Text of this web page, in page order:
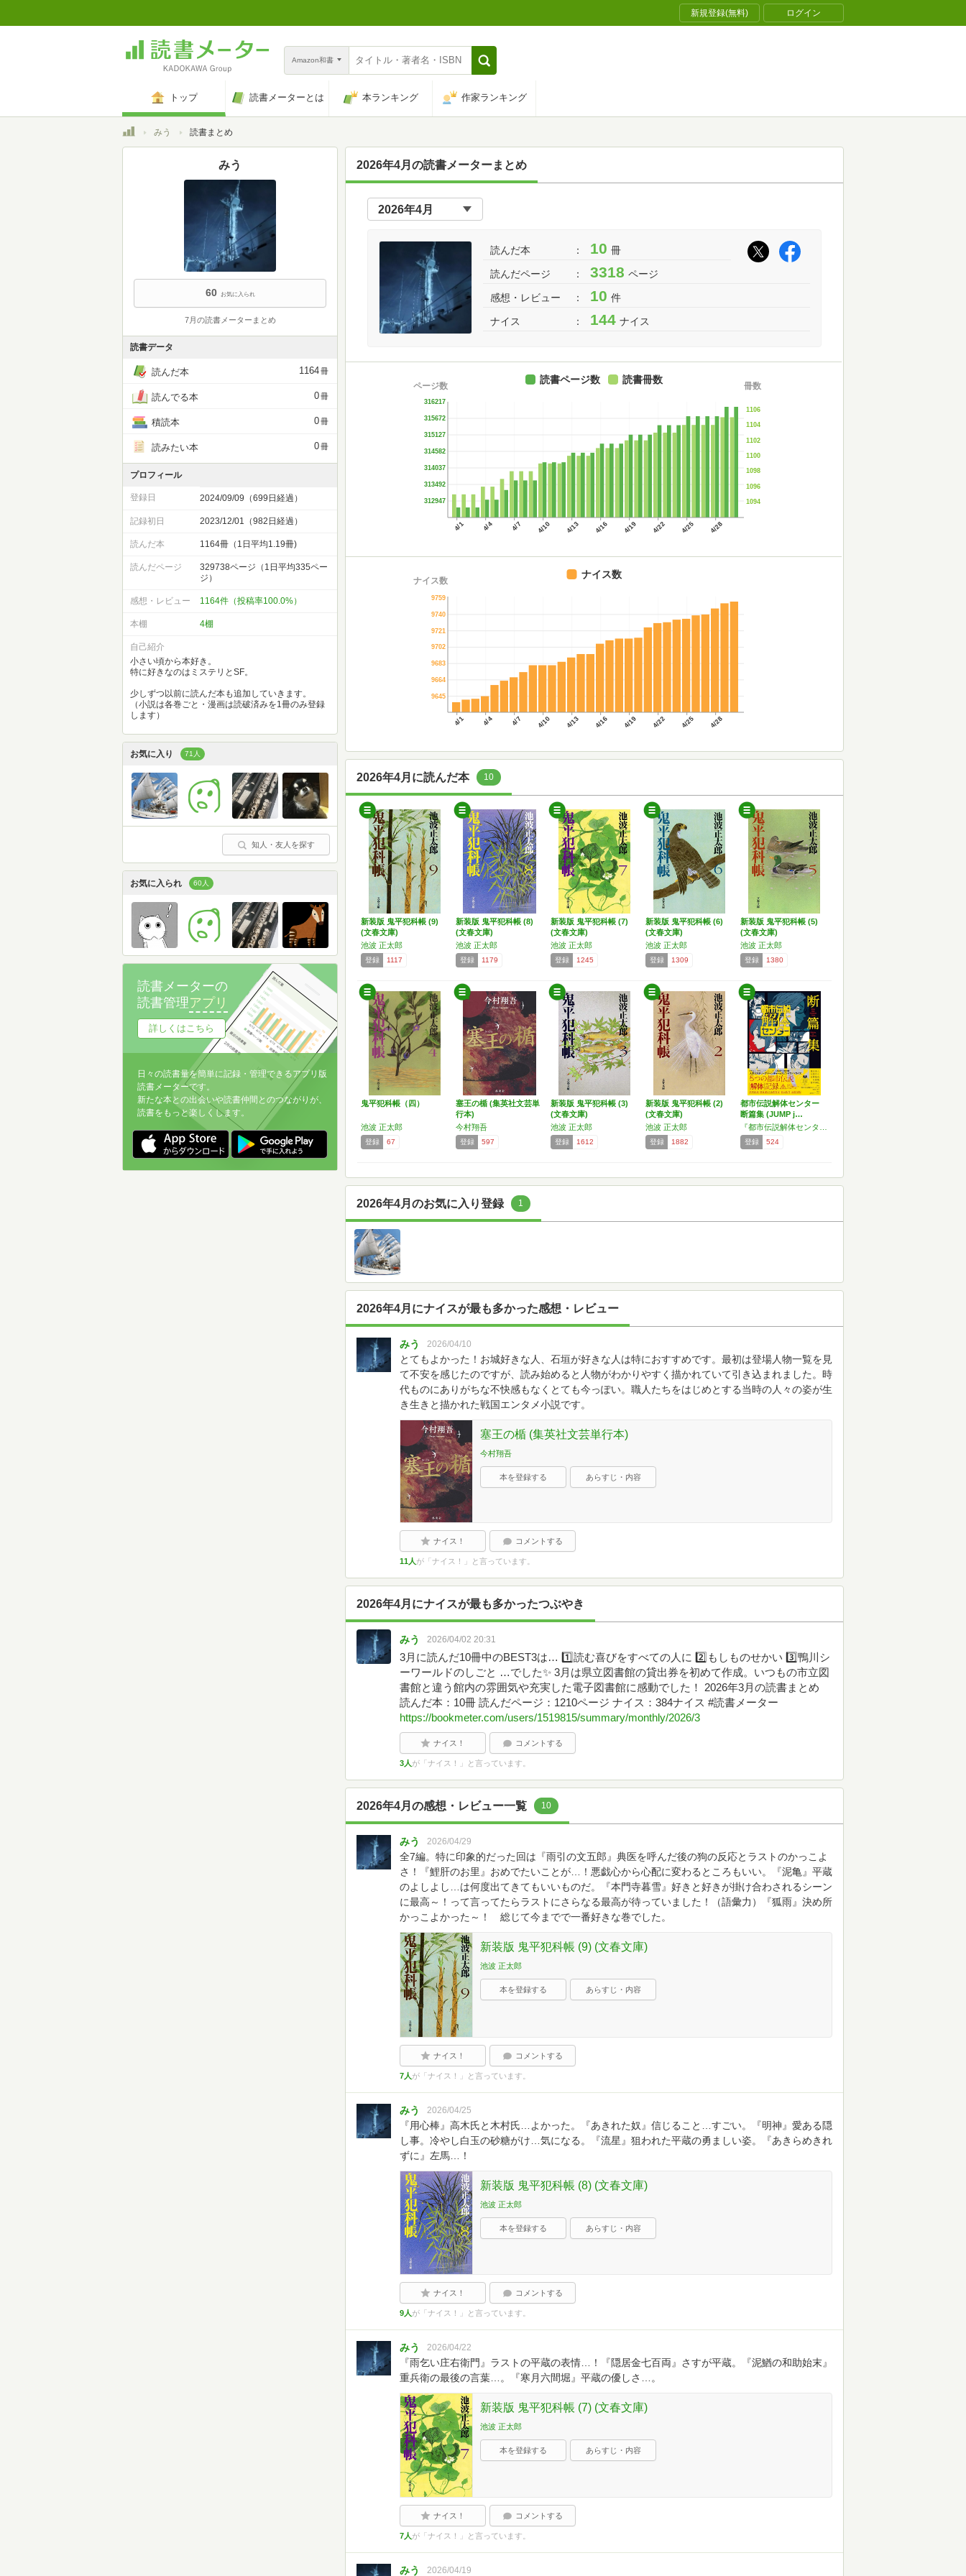
新規登録(無料) ログイン
Amazon和書
トップ 読書メーターとは 本ランキング 作家ランキング
トップみう 読書まとめ
2026年4月の読書メーターまとめ
読んだ本 10 冊
読んだページ 3318 ページ
感想・レビュー 10 件
ナイス 144 ナイス
4/1 4/4 4/7 4/10 4/13 4/16 4/19 4/22 4/25 4/28
312947
313492
314037
314582
315127
315672
316217
ページ数
1094
1096
1098
1100
1102
1104
1106
冊数
読書ページ数 読書冊数
4/1 4/4 4/7 4/10 4/13 4/16 4/19 4/22 4/25 4/28
9645
9664
9683
9702
9721
9740
9759
ナイス数
ナイス数
2026年4月に読んだ本 10
新装版 鬼平犯科帳 (9)
(文春文庫)
池波 正太郎
登録 1117
新装版 鬼平犯科帳 (8)
(文春文庫)
池波 正太郎
登録 1179
新装版 鬼平犯科帳 (7)
(文春文庫)
池波 正太郎
登録 1245
新装版 鬼平犯科帳 (6)
(文春文庫)
池波 正太郎
登録 1309
新装版 鬼平犯科帳 (5)
(文春文庫)
池波 正太郎
登録 1380
鬼平犯科帳（四）
池波 正太郎
登録 67
塞王の楯 (集英社文芸単
行本)
今村翔吾
登録 597
新装版 鬼平犯科帳 (3)
(文春文庫)
池波 正太郎
登録 1612
新装版 鬼平犯科帳 (2)
(文春文庫)
池波 正太郎
登録 1882
都市伝説解体センター
断篇集 (JUMP j…
登録 524
2026年4月のお気に入り登録 1
2026年4月にナイスが最も多かった感想・レビュー
みう 2026/04/10
とてもよかった！お城好きな人、石垣が好きな人は特におすすめです。最初は登場人物一覧を見
て不安を感じたのですが、読み始めると人物がわかりやすく描かれていて引き込まれました。時
代ものにありがちな不快感もなくとても今っぽい。職人たちをはじめとする当時の人々の姿が生
き生きと描かれた戦国エンタメ小説です。
塞王の楯 (集英社文芸単行本)
今村翔吾
本を登録する あらすじ・内容
ナイス！ コメントする
11人が「ナイス！」と言っています。
2026年4月にナイスが最も多かったつぶやき
みう 2026/04/02 20:31
3月に読んだ10冊中のBEST3は… 1️⃣読む喜びをすべての人に 2️⃣もしものせかい 3️⃣鴨川シ
ーワールドのしごと …でした✨ 3月は県立図書館の貸出券を初めて作成。いつもの市立図
書館と違う館内の雰囲気や充実した電子図書館に感動でした！ 2026年3月の読書まとめ
読んだ本：10冊 読んだページ：1210ページ ナイス：384ナイス #読書メーター
https://bookmeter.com/users/1519815/summary/monthly/2026/3
ナイス！ コメントする
3人が「ナイス！」と言っています。
2026年4月の感想・レビュー一覧 10
みう 2026/04/29
全7編。特に印象的だった回は『雨引の文五郎』典医を呼んだ後の狗の反応とラストのかっこよ
さ！『鯉肝のお里』おめでたいことが…！悪戯心から心配に変わるところもいい。『泥亀』平蔵
のよしよし…は何度出てきてもいいものだ。『本門寺暮雪』好きと好きが掛け合わされるシーン
に最高～！って言ってたらラストにさらなる最高が待っていました！（語彙力）『狐雨』決め所
かっこよかった～！ 総じて今までで一番好きな巻でした。
新装版 鬼平犯科帳 (9) (文春文庫)
池波 正太郎
本を登録する あらすじ・内容
ナイス！ コメントする
7人 が「ナイス！」と言っています。
みう 2026/04/25
『用心棒』高木氏と木村氏…よかった。『あきれた奴』信じること…すごい。『明神』愛ある隠
し事。冷やし白玉の砂糖がけ…気になる。『流星』狙われた平蔵の勇ましい姿。『あきらめきれ
ずに』左馬…！
新装版 鬼平犯科帳 (8) (文春文庫)
池波 正太郎
本を登録する あらすじ・内容
ナイス！ コメントする
9人 が「ナイス！」と言っています。
みう 2026/04/22
『雨乞い庄右衛門』ラストの平蔵の表情…！『隠居金七百両』さすが平蔵。『泥鰌の和助始末』
重兵衛の最後の言葉…。『寒月六間堀』平蔵の優しさ…。
新装版 鬼平犯科帳 (7) (文春文庫)
池波 正太郎
本を登録する あらすじ・内容
ナイス！ コメントする
7人 が「ナイス！」と言っています。
みう 2026/04/19
みう
60 お気に入られ
7月の読書メーターまとめ
読書データ
読んだ本 1164冊
読んでる本 0冊
積読本 0冊
読みたい本 0冊
プロフィール
登録日 2024/09/09（699日経過）
記録初日 2023/12/01（982日経過）
読んだ本 1164冊（1日平均1.19冊)
読んだページ
329738ページ（1日平均335ペー
ジ）
感想・レビュー 1164件（投稿率100.0%）
本棚 4棚
自己紹介
小さい頃から本好き。
特に好きなのはミステリとSF。
少しずつ以前に読んだ本も追加していきます。
（小説は各巻ごと・漫画は読破済みを1冊のみ登録
します）
お気に入り 71人
知人・友人を探す
お気に入られ 60人
読書メーターの
読書管理アプリ
詳しくはこちら
日々の読書量を簡単に記録・管理できるアプリ版
読書メーターです。
新たな本との出会いや読書仲間とのつながりが、
読書をもっと楽しくします。